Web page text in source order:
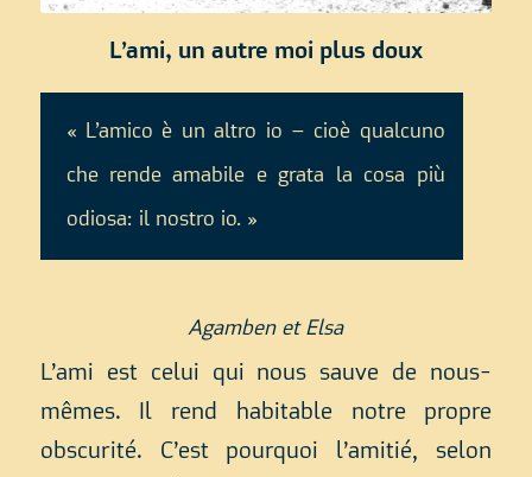
L’ami, un autre moi plus doux
« L’amico è un altro io – cioè qualcuno
che rende amabile e grata la cosa più
odiosa: il nostro io. »
Agamben et Elsa
L’ami est celui qui nous sauve de nous-
mêmes. Il rend habitable notre propre
obscurité. C’est pourquoi l’amitié, selon